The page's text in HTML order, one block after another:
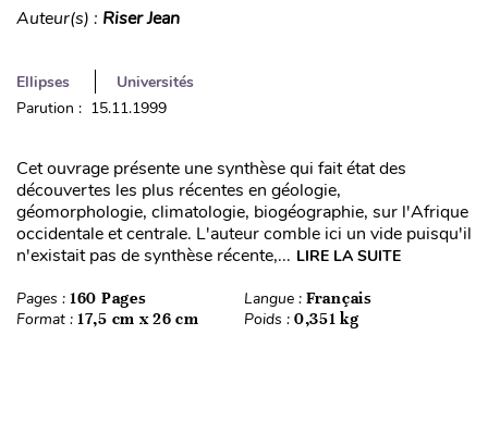
Auteur(s) : Riser Jean
Ellipses
Universités
Parution : 15.11.1999
Cet ouvrage présente une synthèse qui fait état des
découvertes les plus récentes en géologie,
géomorphologie, climatologie, biogéographie, sur l'Afrique
occidentale et centrale. L'auteur comble ici un vide puisqu'il
n'existait pas de synthèse récente,... LIRE LA SUITE
Pages : 160 Pages Langue : Français
Format : 17,5 cm x 26 cm Poids : 0,351 kg